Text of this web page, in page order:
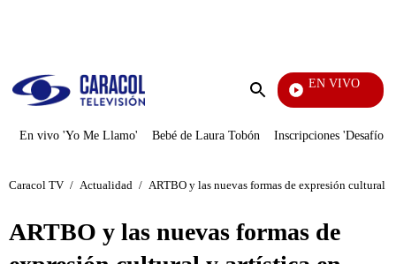
Enviar
EN VIVO
En vivo 'Yo Me Llamo' Bebé de Laura Tobón Inscripciones 'Desafío'
Caracol TV / Actualidad / ARTBO y las nuevas formas de expresión cultural
ARTBO y las nuevas formas de